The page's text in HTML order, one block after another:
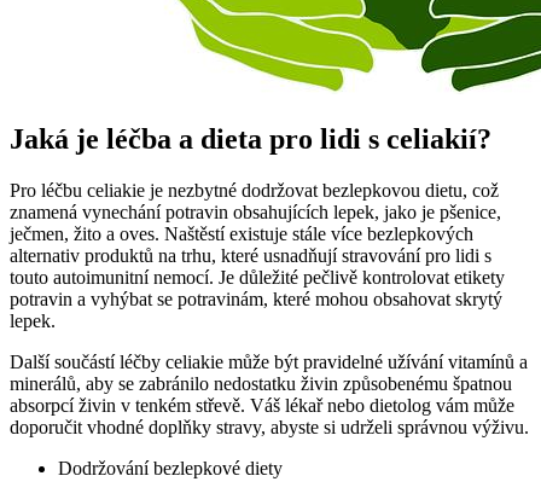
Jaká je léčba a dieta pro lidi s celiakií?
Pro léčbu celiakie je nezbytné dodržovat bezlepkovou dietu, což
znamená vynechání potravin obsahujících lepek, jako je pšenice,
ječmen, žito a oves. Naštěstí existuje stále více bezlepkových
alternativ produktů na trhu, které usnadňují stravování pro lidi s
touto autoimunitní nemocí. Je důležité pečlivě kontrolovat etikety
potravin a vyhýbat se potravinám, které mohou obsahovat skrytý
lepek.
Další součástí léčby celiakie může být pravidelné užívání vitamínů a
minerálů, aby se zabránilo nedostatku živin způsobenému špatnou
absorpcí živin v tenkém střevě. Váš lékař nebo dietolog vám může
doporučit vhodné doplňky stravy, abyste si udrželi správnou výživu.
Dodržování bezlepkové diety